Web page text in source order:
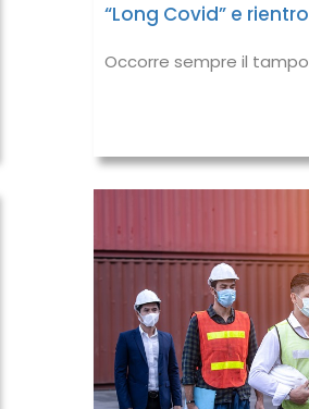
“Long Covid” e
Occorre sempre il